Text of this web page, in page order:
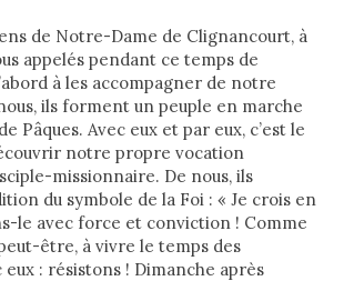
de Notre-Dame de Clignancourt, à
appelés pendant ce temps de
à les accompagner de notre
ils forment un peuple en marche
Pâques. Avec eux et par eux, c’est le
notre propre vocation
missionnaire. De nous, ils
du symbole de la Foi : « Je crois en
le avec force et conviction ! Comme
être, à vivre le temps des
: résistons ! Dimanche après